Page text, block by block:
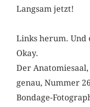
Langsam jetzt!
Links herum. Und
Okay.
Der
genau, Nummer
Bondage-